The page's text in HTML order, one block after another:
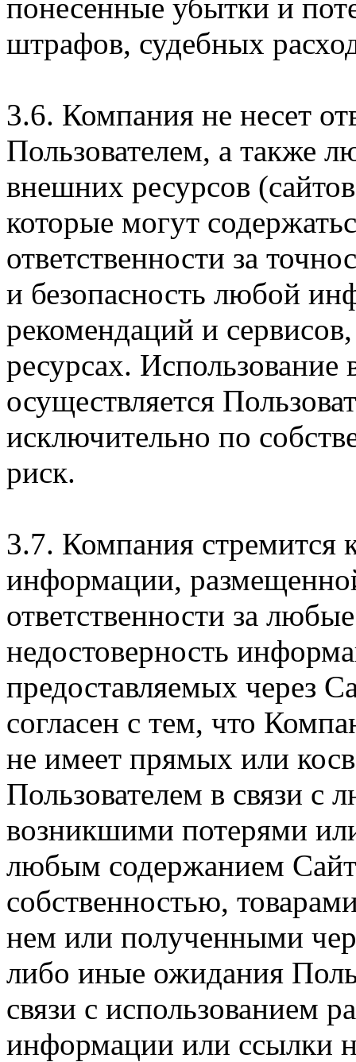
понесенные убытки и
штрафов, судебных
3.6. Компания не несет
Пользователем, а также
внешних ресурсов
которые могут
ответственности за
и безопасность любой
рекомендаций и
ресурсах.
осуществляется
исключительно по
риск.
3.7. Компания стремится
информации,
ответственности за
недостоверность
предоставляемых через
согласен с тем, что
не имеет прямых или
Пользователем в связи
возникшими потерями
любым содержанием
собственностью,
нем или полученными
либо иные ожидания
связи с использованием
информации или ссылки